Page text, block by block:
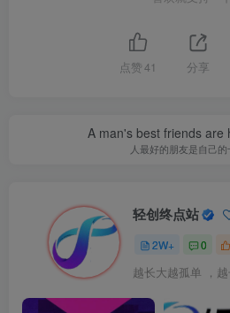
点赞 41 分享
A man's best friends are
人最好的朋友是自己
轻创终点站
2W+ 0
越长大越孤单 ，